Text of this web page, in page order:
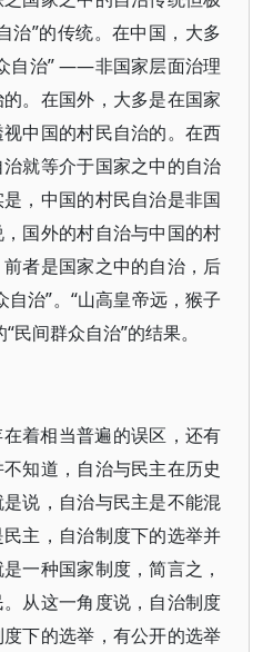
治”的传统。在中国，大多
自治” ——非国家层面治理
。在国外，大多是在国家
中国的村民自治的。在西
就等介于国家之中的自治
，中国的村民自治是非国
国外的村自治与中国的村
者是国家之中的自治，后
治”。“山高皇帝远，猴子
民间群众自治”的结果。
着相当普遍的误区，还有
知道，自治与民主在历史
说，自治与民主是不能混
主，自治制度下的选举并
一种国家制度，简言之，
从这一角度说，自治制度
下的选举，有公开的选举